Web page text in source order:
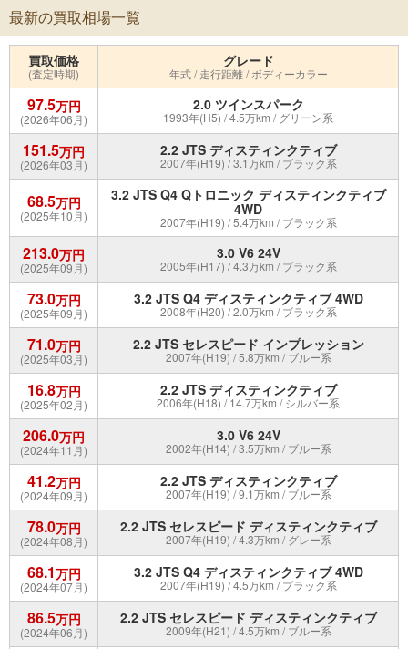
最新の買取相場一覧
買取価格
(査定時期)
グレード
年式 / 走行距離 / ボディーカラー
97.5万円
(2026年06月)
2.0 ツインスパーク
1993年(H5) / 4.5万km / グリーン系
151.5万円
(2026年03月)
2.2 JTS ディスティンクティブ
2007年(H19) / 3.1万km / ブラック系
68.5万円
(2025年10月)
3.2 JTS Q4 Qトロニック ディスティンクティブ
4WD
2007年(H19) / 5.4万km / ブラック系
213.0万円
(2025年09月)
3.0 V6 24V
2005年(H17) / 4.3万km / ブラック系
73.0万円
(2025年09月)
3.2 JTS Q4 ディスティンクティブ 4WD
2008年(H20) / 2.0万km / ブラック系
71.0万円
(2025年03月)
2.2 JTS セレスピード インプレッション
2007年(H19) / 5.8万km / ブルー系
16.8万円
(2025年02月)
2.2 JTS ディスティンクティブ
2006年(H18) / 14.7万km / シルバー系
206.0万円
(2024年11月)
3.0 V6 24V
2002年(H14) / 3.5万km / ブルー系
41.2万円
(2024年09月)
2.2 JTS ディスティンクティブ
2007年(H19) / 9.1万km / ブルー系
78.0万円
(2024年08月)
2.2 JTS セレスピード ディスティンクティブ
2007年(H19) / 4.3万km / グレー系
68.1万円
(2024年07月)
3.2 JTS Q4 ディスティンクティブ 4WD
2007年(H19) / 4.5万km / ブラック系
86.5万円
(2024年06月)
2.2 JTS セレスピード ディスティンクティブ
2009年(H21) / 4.5万km / ブルー系